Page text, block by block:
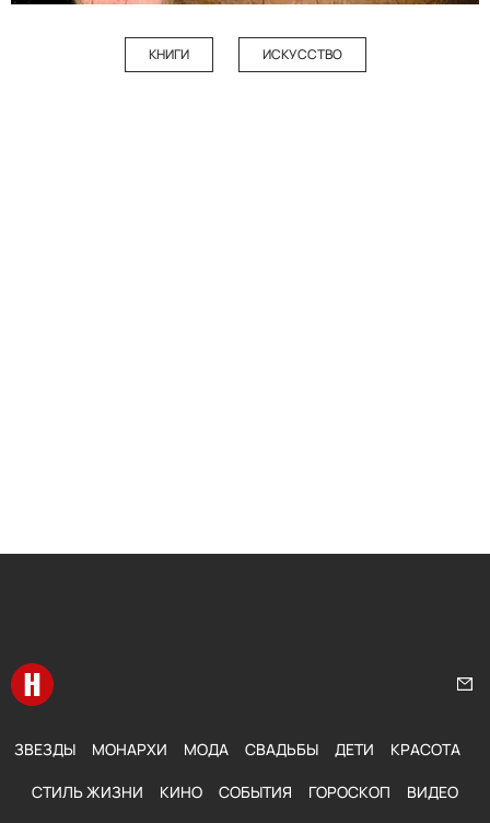
КНИГИ ИСКУССТВО
Перейти на главную
ЗВЕЗДЫ МОНАРХИ МОДА СВАДЬБЫ ДЕТИ КРАСОТА
СТИЛЬ ЖИЗНИ КИНО СОБЫТИЯ ГОРОСКОП ВИДЕО